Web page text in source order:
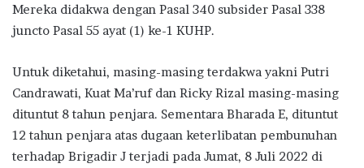
Mereka didakwa dengan Pasal 340 subsider Pasal 338
juncto Pasal 55 ayat (1) ke-1 KUHP.
Untuk diketahui, masing-masing terdakwa yakni Putri
Candrawati, Kuat Ma’ruf dan Ricky Rizal masing-masing
dituntut 8 tahun penjara. Sementara Bharada E, dituntut
12 tahun penjara atas dugaan keterlibatan pembunuhan
terhadap Brigadir J terjadi pada Jumat, 8 Juli 2022 di